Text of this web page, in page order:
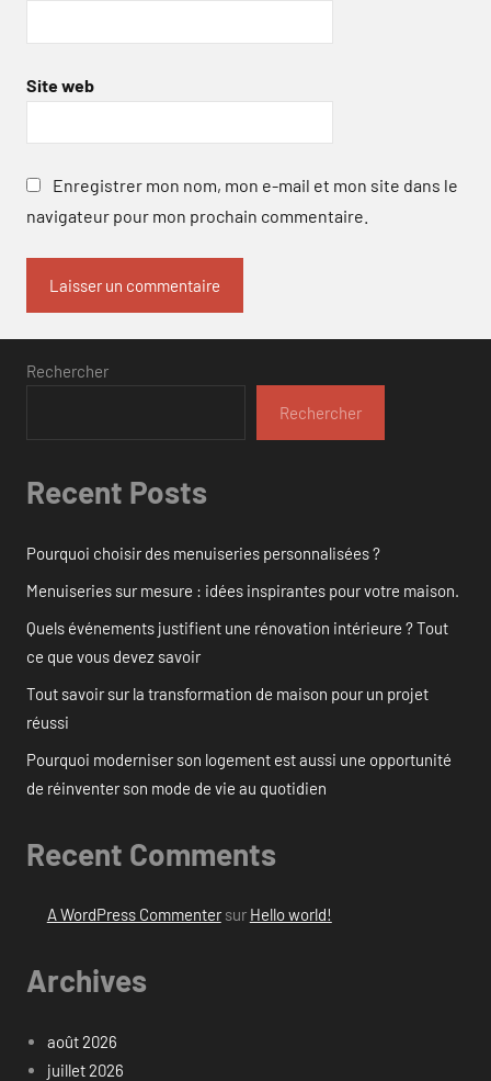
Site web
Enregistrer mon nom, mon e-mail et mon site dans le
navigateur pour mon prochain commentaire.
Rechercher
Rechercher
Recent Posts
Pourquoi choisir des menuiseries personnalisées ?
Menuiseries sur mesure : idées inspirantes pour votre maison.
Quels événements justifient une rénovation intérieure ? Tout
ce que vous devez savoir
Tout savoir sur la transformation de maison pour un projet
réussi
Pourquoi moderniser son logement est aussi une opportunité
de réinventer son mode de vie au quotidien
Recent Comments
A WordPress Commentersur Hello world!
Archives
août 2026
juillet 2026